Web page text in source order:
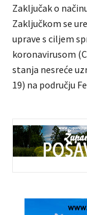
Zaključak o
Zaključkom se
uprave s ciljem
koronavirusom
stanja nesreće
19) na području